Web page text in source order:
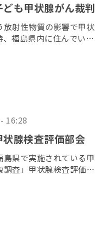
も甲状腺がん裁判
射性物質の影響で甲状
福島県内に住んでいた
16:28
腺検査評価部会
県で実施されている甲
査」甲状腺検査評価部